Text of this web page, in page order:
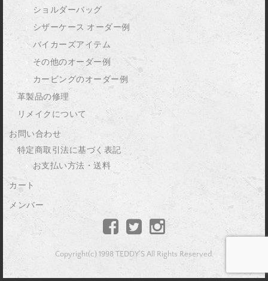
ショルダーバッグ
シザーケース オーダー例
バイカーズアイテム
その他のオーダー例
カービングのオーダー例
革製品の修理
リメイクについて
お問い合わせ
特定商取引法に基づく表記
お支払い方法・送料
カート
メンバー
Copyright(c) 1998 TEDDY'S All Rights Reserved.